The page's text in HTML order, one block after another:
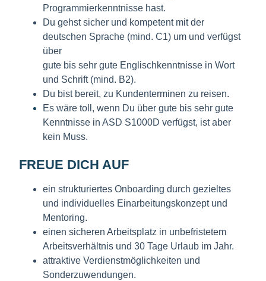
Programmierkenntnisse hast.
Du gehst sicher und kompetent mit der
deutschen Sprache (mind. C1) um und verfügst
über
gute bis sehr gute Englischkenntnisse in Wort
und Schrift (mind. B2).
Du bist bereit, zu Kundenterminen zu reisen.
Es wäre toll, wenn Du über gute bis sehr gute
Kenntnisse in ASD S1000D verfügst, ist aber
kein Muss.
FREUE DICH AUF
ein strukturiertes Onboarding durch gezieltes
und individuelles Einarbeitungskonzept und
Mentoring.
einen sicheren Arbeitsplatz in unbefristetem
Arbeitsverhältnis und 30 Tage Urlaub im Jahr.
attraktive Verdienstmöglichkeiten und
Sonderzuwendungen.